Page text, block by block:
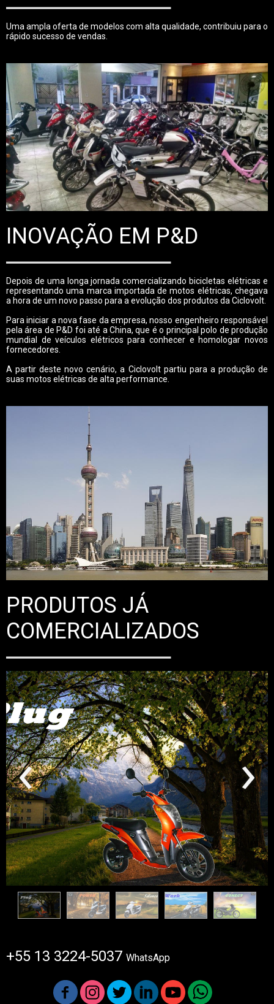
Uma ampla oferta de modelos com alta qualidade, contribuiu para o
rápido sucesso de vendas.
INOVAÇÃO EM P&D
Depois de uma longa jornada comercializando bicicletas elétricas e
representando uma marca importada de motos elétricas, chegava
a hora de um novo passo para a evolução dos produtos da Ciclovolt.
Para iniciar a nova fase da empresa, nosso engenheiro responsável
pela área de P&D foi até a China, que é o principal polo de produção
mundial de veículos elétricos para conhecer e homologar novos
fornecedores.
A partir deste novo cenário, a Ciclovolt partiu para a produção de
suas motos elétricas de alta performance.
PRODUTOS JÁ
COMERCIALIZADOS
‹ ›
+55 13 3224-5037 WhatsApp